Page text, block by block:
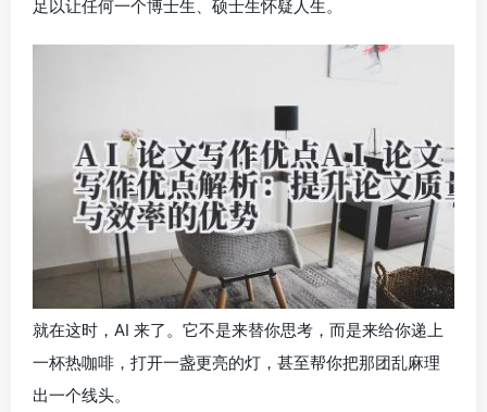
足以让任何一个博士生、硕士生怀疑人生。
就在这时，AI 来了。它不是来替你思考，而是来给你递上
一杯热咖啡，打开一盏更亮的灯，甚至帮你把那团乱麻理
出一个线头。